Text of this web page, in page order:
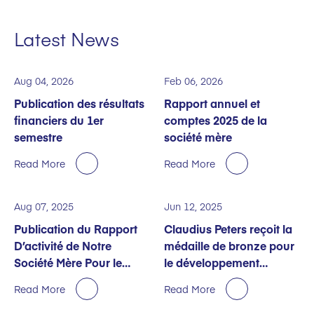
Latest News
Aug 04, 2026
Publication des résultats
financiers du 1er
semestre
Read More
Feb 06, 2026
Rapport annuel et
comptes 2025 de la
société mère
Read More
Aug 07, 2025
Publication du Rapport
D’activité de Notre
Société Mère Pour le
Premier Semestre
Read More
Jun 12, 2025
Claudius Peters reçoit la
médaille de bronze pour
le développement
durable décernée par
EcoVadis
Read More